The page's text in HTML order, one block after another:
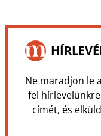
Ne maradjon le a
fel
címét, és